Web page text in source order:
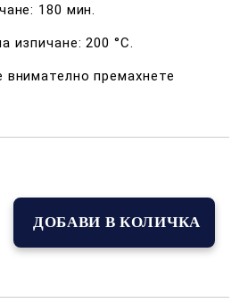
180 мин.
изпичане: 200 °C.
внимателно премахнете